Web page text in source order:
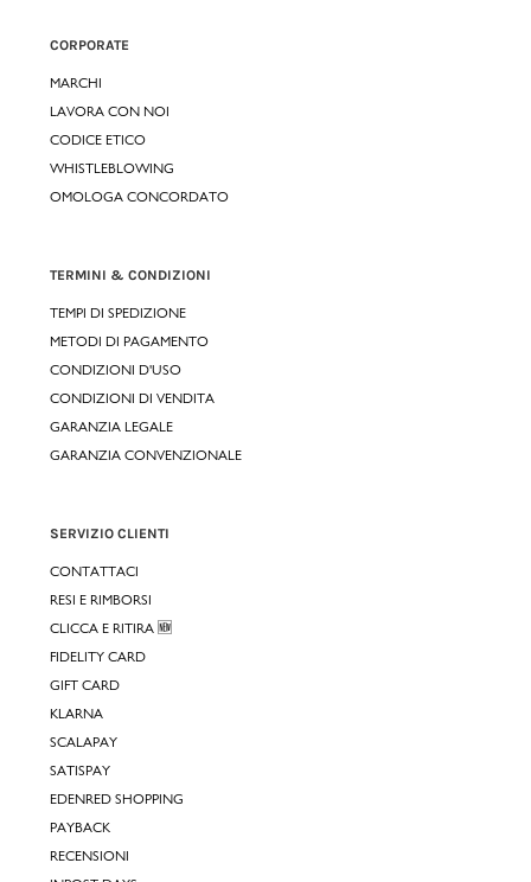
CORPORATE
MARCHI
LAVORA CON NOI
CODICE ETICO
WHISTLEBLOWING
OMOLOGA CONCORDATO
TERMINI & CONDIZIONI
TEMPI DI SPEDIZIONE
METODI DI PAGAMENTO
CONDIZIONI D'USO
CONDIZIONI DI VENDITA
GARANZIA LEGALE
GARANZIA CONVENZIONALE
SERVIZIO CLIENTI
CONTATTACI
RESI E RIMBORSI
CLICCA E RITIRA 🆕
FIDELITY CARD
GIFT CARD
KLARNA
SCALAPAY
SATISPAY
EDENRED SHOPPING
PAYBACK
RECENSIONI